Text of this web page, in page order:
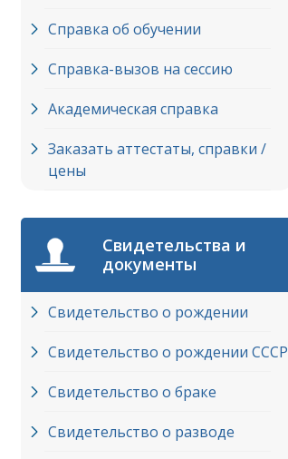
Справка об обучении
Справка-вызов на сессию
Академическая справка
Заказать аттестаты, справки /
цены
Свидетельства и
документы
Свидетельство о рождении
Свидетельство о рождении СССР
Свидетельство о браке
Свидетельство о разводе